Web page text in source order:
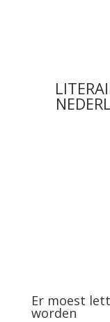
Er moest
worden